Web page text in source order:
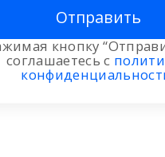
Отправить
кнопку
соглашаетесь с